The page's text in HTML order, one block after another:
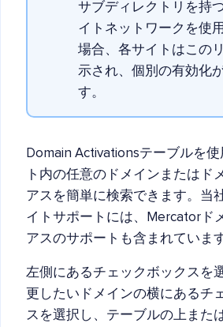
サブディレクトリを持
イトネットワークを使
場合、各サイトはこの
示され、個別の有効化
す。
Domain Activationsテーブルを
ト内の任意のドメインまたはド
アスを簡単に検索できます。当
イトサポートには、Mercatorド
アスのサポートも含まれていま
左側にあるチェックボックスを
更したいドメインの横にあるチ
スを選択し、テーブルの上また